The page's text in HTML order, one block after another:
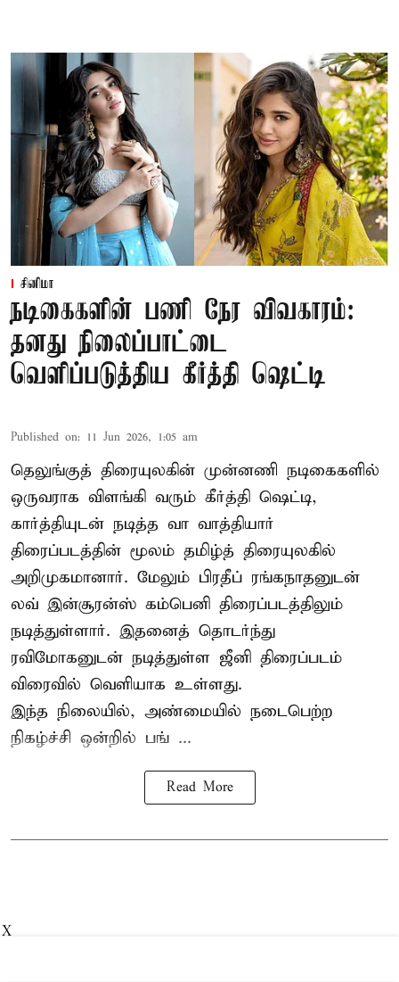
சினிமா
நடிகைகளின் பணி நேர விவகாரம்:
தனது நிலைப்பாட்டை
வெளிப்படுத்திய கீர்த்தி ஷெட்டி
Published on: 11 Jun 2026, 1:05 am
தெலுங்குத் திரையுலகின் முன்னணி நடிகைகளில்
ஒருவராக விளங்கி வரும் கீர்த்தி ஷெட்டி,
கார்த்தியுடன் நடித்த வா வாத்தியார்
திரைப்படத்தின் மூலம் தமிழ்த் திரையுலகில்
அறிமுகமானார். மேலும் பிரதீப் ரங்கநாதனுடன்
லவ் இன்சூரன்ஸ் கம்பெனி திரைப்படத்திலும்
நடித்துள்ளார். இதனைத் தொடர்ந்து
ரவிமோகனுடன் நடித்துள்ள ஜீனி திரைப்படம்
விரைவில் வெளியாக உள்ளது.
இந்த நிலையில், அண்மையில் நடைபெற்ற
நிகழ்ச்சி ஒன்றில் பங் ...
Read More
X